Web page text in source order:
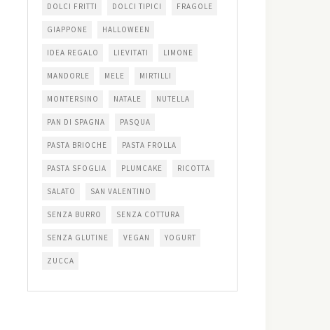
DOLCI FRITTI DOLCI TIPICI FRAGOLE
GIAPPONE HALLOWEEN
IDEA REGALO LIEVITATI LIMONE
MANDORLE MELE MIRTILLI
MONTERSINO NATALE NUTELLA
PAN DI SPAGNA PASQUA
PASTA BRIOCHE PASTA FROLLA
PASTA SFOGLIA PLUMCAKE RICOTTA
SALATO SAN VALENTINO
SENZA BURRO SENZA COTTURA
SENZA GLUTINE VEGAN YOGURT
ZUCCA